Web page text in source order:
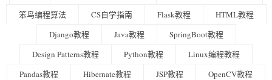
笨鸟编程算法
CS自学指南 Flask教程
HTML教程
Django教程
Java教程
SpringBoot教程
Design Patterns教程
Python教程
Linux编程教程
Pandas教程
Hibernate教程 JSP教程
OpenCV教程